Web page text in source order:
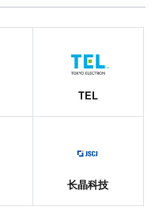
TEL
长晶科技